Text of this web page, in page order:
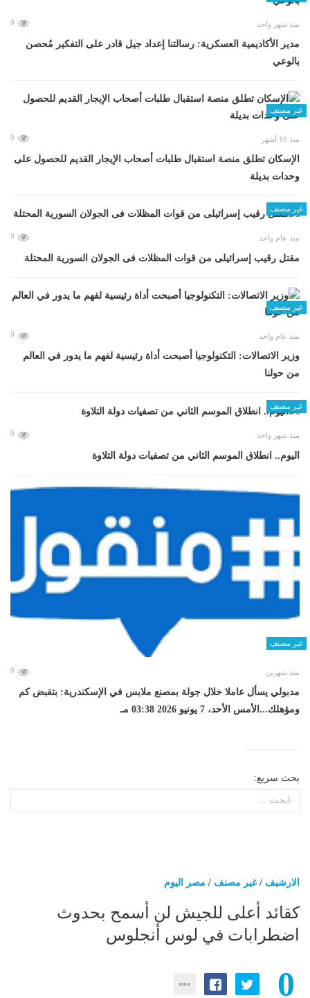
منذ شهر واحد 0
مدير الأكاديمية العسكرية: رسالتنا إعداد جيل قادر على التفكير مُحصن
بالوعي
غير مصنف
منذ 10 أشهر 0
الإسكان تطلق منصة استقبال طلبات أصحاب الإيجار القديم للحصول على
وحدات بديلة
غير مصنف
منذ عام واحد 0
مقتل رقيب إسرائيلى من قوات المظلات فى الجولان السورية المحتلة
غير مصنف
منذ عام واحد 0
وزير الاتصالات: التكنولوجيا أصبحت أداة رئيسية لفهم ما يدور في العالم
من حولنا
غير مصنف
منذ شهر واحد 0
اليوم.. انطلاق الموسم الثاني من تصفيات دولة التلاوة
غير مصنف
منذ شهرين 0
مدبولي يسأل عاملا خلال جولة بمصنع ملابس في الإسكندرية: بتقبض كم
ومؤهلك...الأمس الأحد، 7 يونيو 2026 03:38 مـ
بحث سريع:
الارشيف /غير مصنف / مصر اليوم
كقائد أعلى للجيش لن أسمح بحدوث
اضطرابات في لوس أنجلوس
0